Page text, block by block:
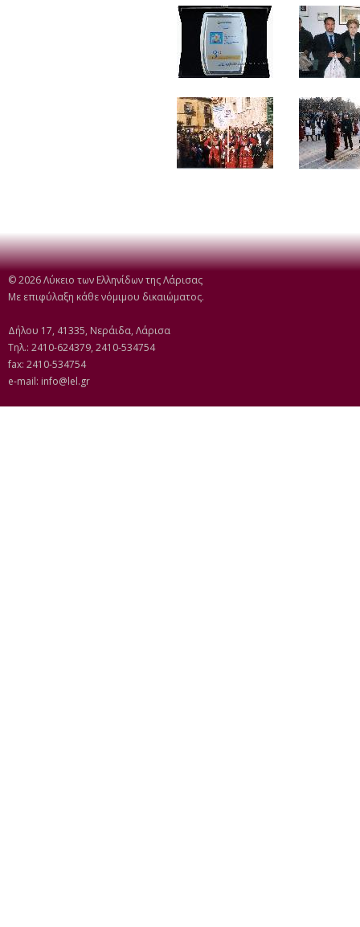
© 2026 Λύκειο των Ελληνίδων της Λάρισας
Με επιφύλαξη κάθε νόμιμου δικαιώματος.
Δήλου 17, 41335, Νεράιδα, Λάρισα
Τηλ.: 2410-624379, 2410-534754
fax: 2410-534754
e-mail: info@lel.gr